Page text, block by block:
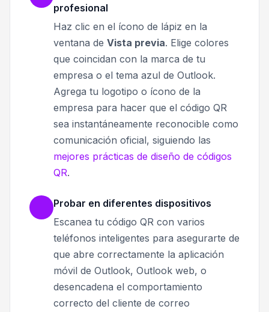
profesional
Haz clic en el ícono de lápiz en la
ventana de Vista previa. Elige colores
que coincidan con la marca de tu
empresa o el tema azul de Outlook.
Agrega tu logotipo o ícono de la
empresa para hacer que el código QR
sea instantáneamente reconocible como
comunicación oficial, siguiendo las
mejores prácticas de diseño de códigos
QR.
Probar en diferentes dispositivos
Escanea tu código QR con varios
teléfonos inteligentes para asegurarte de
que abre correctamente la aplicación
móvil de Outlook, Outlook web, o
desencadena el comportamiento
correcto del cliente de correo